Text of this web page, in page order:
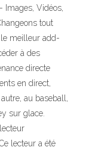
Images, Vidéos,
tout
le meilleur add-
à des
directe
en direct,
au baseball,
sur glace.
lecteur a été